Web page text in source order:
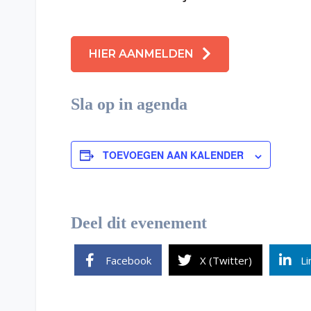
HIER AANMELDEN
Sla op in agenda
TOEVOEGEN AAN KALENDER
Deel dit evenement
Facebook X (Twitter)